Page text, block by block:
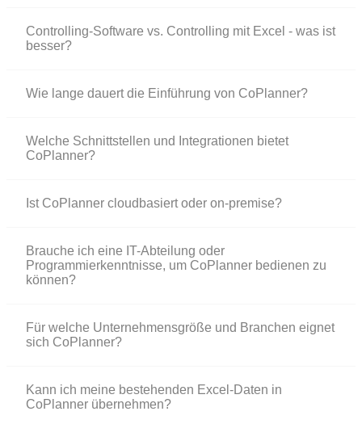
Controlling-Software vs. Controlling mit Excel - was ist
besser?
Wie lange dauert die Einführung von CoPlanner?
Welche Schnittstellen und Integrationen bietet
CoPlanner?
Ist CoPlanner cloudbasiert oder on-premise?
Brauche ich eine IT-Abteilung oder
Programmierkenntnisse, um CoPlanner bedienen zu
können?
Für welche Unternehmensgröße und Branchen eignet
sich CoPlanner?
Kann ich meine bestehenden Excel-Daten in
CoPlanner übernehmen?